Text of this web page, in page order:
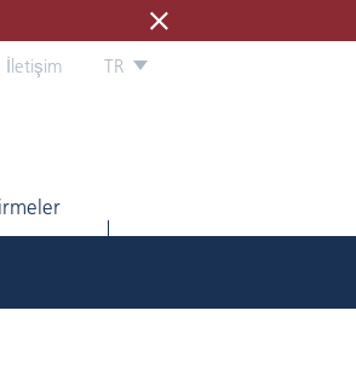
İletişim
TR